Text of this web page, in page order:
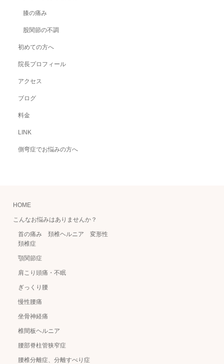
膝の痛み
股関節の不調
初めての方へ
院長プロフィール
アクセス
ブログ
料金
LINK
側弯症でお悩みの方へ
HOME
こんなお悩みはありませんか？
首の痛み 頚椎ヘルニア 変形性
頚椎症
顎関節症
肩こり頭痛・不眠
ぎっくり腰
慢性腰痛
坐骨神経痛
椎間板ヘルニア
腰部脊柱管狭窄症
腰椎分離症、分離すべり症